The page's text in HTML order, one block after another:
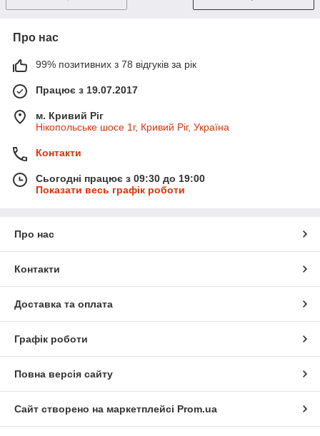
Про нас
99% позитивних з 78 відгуків за рік
Працює з 19.07.2017
м. Кривий Ріг
Нікопольське шосе 1г, Кривий Ріг, Україна
Контакти
Сьогодні працює з 09:30 до 19:00
Показати весь графік роботи
Про нас
Контакти
Доставка та оплата
Графік роботи
Повна версія сайту
Сайт створено на маркетплейсі Prom.ua